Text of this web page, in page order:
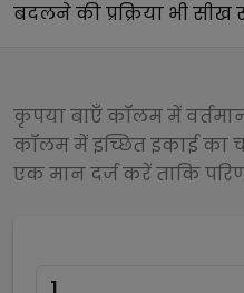
बदलने की प्रक्रिया भी सीख
कृपया बाएँ कॉलम में
कॉलम में इच्छित इकाई
एक मान दर्ज करें ताकि